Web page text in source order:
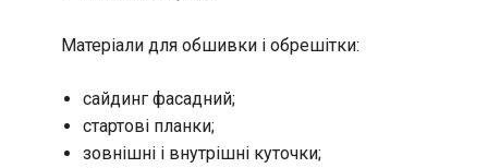
Матеріали для обшивки і обрешітки:
сайдинг фасадний;
стартові планки;
зовнішні і внутрішні куточки;